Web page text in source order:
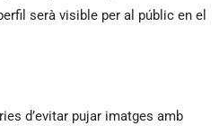
serà visible per al públic en el
d’evitar pujar imatges amb